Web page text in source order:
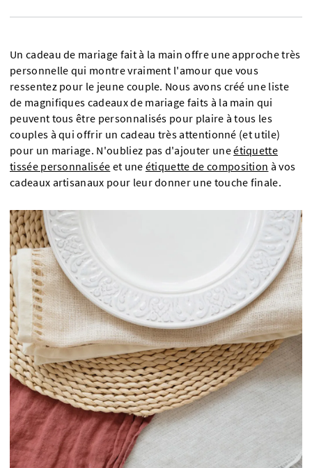
Un cadeau de mariage fait à la main offre une approche très
personnelle qui montre vraiment l'amour que vous
ressentez pour le jeune couple. Nous avons créé une liste
de magnifiques cadeaux de mariage faits à la main qui
peuvent tous être personnalisés pour plaire à tous les
couples à qui offrir un cadeau très attentionné (et utile)
pour un mariage. N'oubliez pas d'ajouter uneétiquette
tissée personnalisée et une étiquette de composition à vos
cadeaux artisanaux pour leur donner une touche finale.